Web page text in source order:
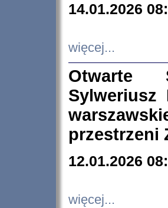
14.01.2026
więcej...
Otwarte
Sylweriusz
przestrzeni
12.01.2026
więcej...